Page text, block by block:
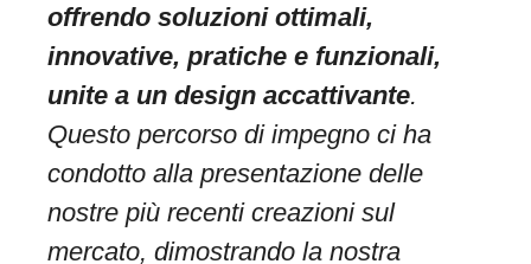
offrendo soluzioni ottimali,
innovative, pratiche e funzionali,
unite a un design accattivante.
Questo percorso di impegno ci ha
condotto alla presentazione delle
nostre più recenti creazioni sul
mercato, dimostrando la nostra